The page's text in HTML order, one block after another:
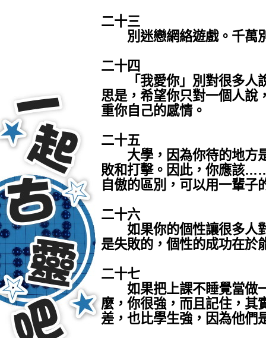
二十三
別迷戀網絡遊戲。千萬
二十四
「我愛你」別對很多人
思是，希望你只對一個人說
重你自己的感情。
二十五
大學，因為你待的地方
敗和打擊。因此，你應該
自傲的區別，可以用一輩子
二十六
如果你的個性讓很多人
是失敗的，個性的成功在於
二十七
如果把上課不睡覺當做
麼，你很強，而且記住，其
差，也比學生強，因為他們